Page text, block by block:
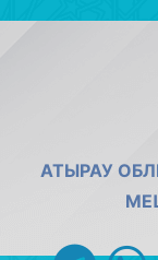
АТЫРАУ
telegram